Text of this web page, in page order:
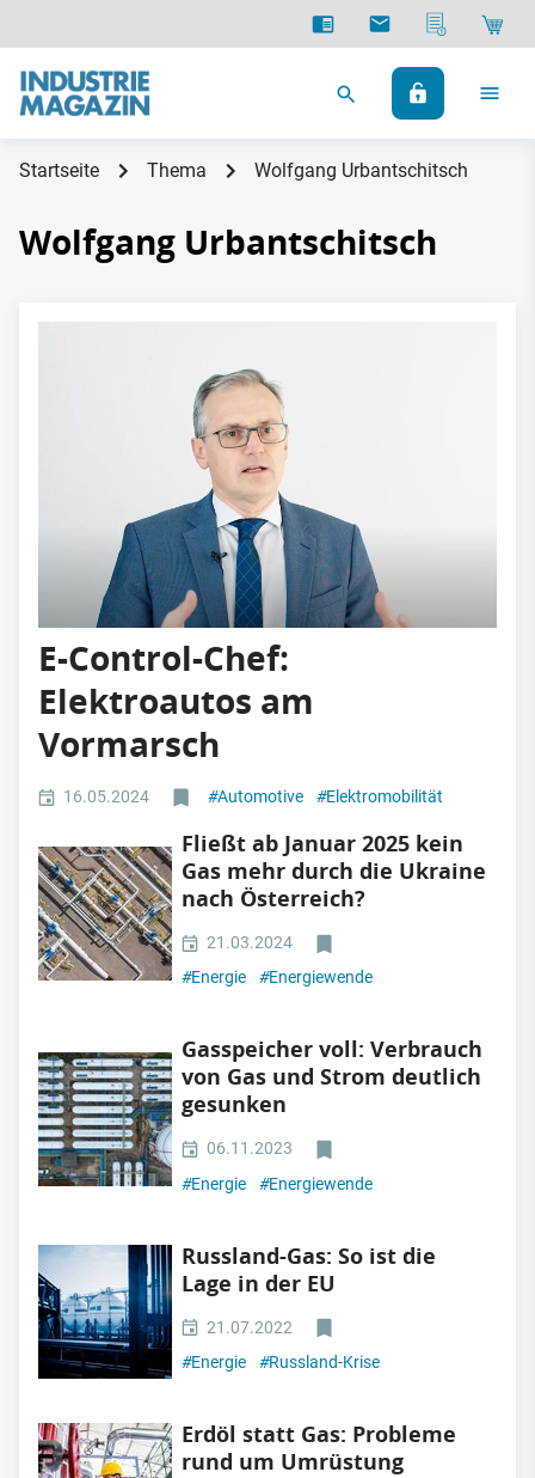
Startseite Thema Wolfgang Urbantschitsch
Wolfgang Urbantschitsch
E-Control-Chef:
Elektroautos am
Vormarsch
16.05.2024 #Automotive #Elektromobilität
Fließt ab Januar 2025 kein
Gas mehr durch die Ukraine
nach Österreich?
21.03.2024
#Energie #Energiewende
Gasspeicher voll: Verbrauch
von Gas und Strom deutlich
gesunken
06.11.2023
#Energie #Energiewende
Russland-Gas: So ist die
Lage in der EU
21.07.2022
#Energie #Russland-Krise
Erdöl statt Gas: Probleme
rund um Umrüstung